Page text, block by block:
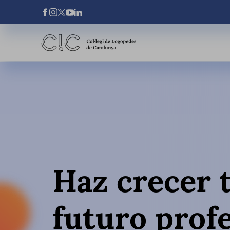
Pasar al contenido principal
Xarxes Socials
Haz crecer
futuro